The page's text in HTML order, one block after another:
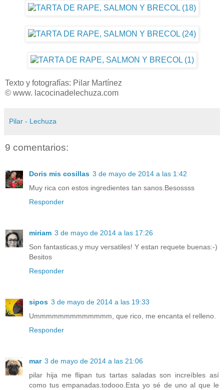
Texto y fotografías: Pilar Martínez
© www. lacocinadelechuza.com
Pilar - Lechuza
9 comentarios:
Doris mis cosillas 3 de mayo de 2014 a las 1:42
Muy rica con estos ingredientes tan sanos.Besossss
Responder
miriam 3 de mayo de 2014 a las 17:26
Son fantasticas,y muy versatiles! Y estan requete buenas:-)
Besitos
Responder
sipos 3 de mayo de 2014 a las 19:33
Ummmmmmmmmmmmm, que rico, me encanta el relleno.
Responder
mar 3 de mayo de 2014 a las 21:06
pilar hija me flipan tus tartas saladas son increíbles así
como tus empanadas.todooo.Esta yo sé de uno al que le